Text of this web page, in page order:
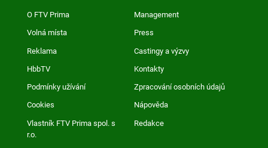
O FTV Prima Management
Volná místa Press
Reklama Castingy a výzvy
HbbTV Kontakty
Podmínky užívání Zpracování osobních údajů
Cookies Nápověda
Vlastník FTV Prima spol. s
r.o.
Redakce